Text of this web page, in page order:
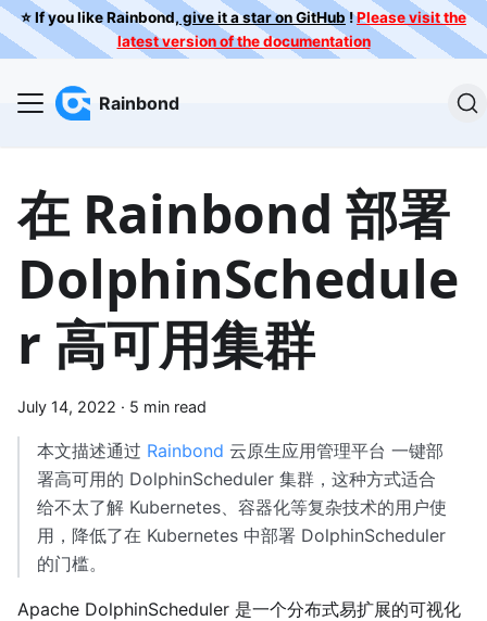
⭐️ If you like Rainbond, give it a star on GitHub !Please visit the
latest version of the documentation
Rainbond
在 Rainbond 部署
DolphinSchedule
r 高可用集群
July 14, 2022 · 5 min read
本文描述通过 Rainbond 云原生应用管理平台 一键部
署高可用的 DolphinScheduler 集群，这种方式适合
给不太了解 Kubernetes、容器化等复杂技术的用户使
用，降低了在 Kubernetes 中部署 DolphinScheduler
的门槛。
Apache DolphinScheduler 是一个分布式易扩展的可视化